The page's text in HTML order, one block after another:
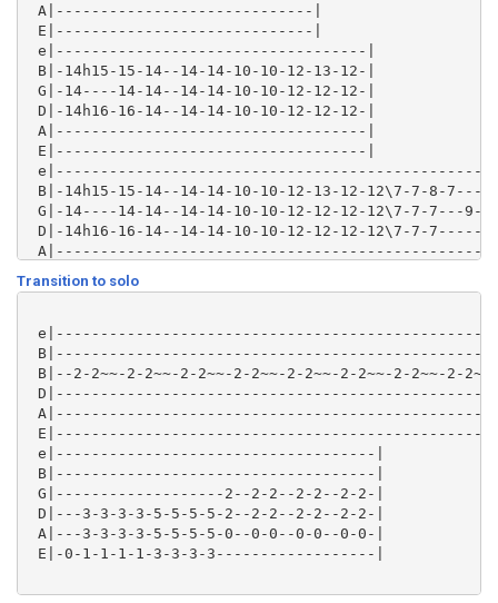
A|-----------------------------|
E|-----------------------------|
e|-----------------------------------|
B|-14h15-15-14--14-14-10-10-12-13-12-|
G|-14----14-14--14-14-10-10-12-12-12-|
D|-14h16-16-14--14-14-10-10-12-12-12-|
A|-----------------------------------|
E|-----------------------------------|
B|-14h15-15-14--14-14-10-10-12-13-12-12\7-7-8-
G|-14----14-14--14-14-10-10-12-12-12-12\7-7-7---
D|-14h16-16-14--14-14-10-10-12-12-12-12\7-7-
Transition to solo
B|--2-2~~-2-2~~-2-2~~-2-2~~-2-2~~-2-2~~-2-2~~-2-
e|------------------------------------|
B|------------------------------------|
G|-------------------2--2-2--2-2--2-2-|
D|---3-3-3-3-5-5-5-5-2--2-2--2-2--2-2-|
A|---3-3-3-3-5-5-5-5-0--0-0--0-0--0-0-|
E|-0-1-1-1-1-3-3-3-3------------------|